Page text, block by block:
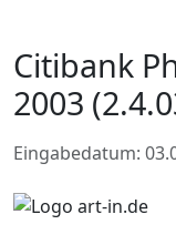
Citibank
2003
Eingabedatum: